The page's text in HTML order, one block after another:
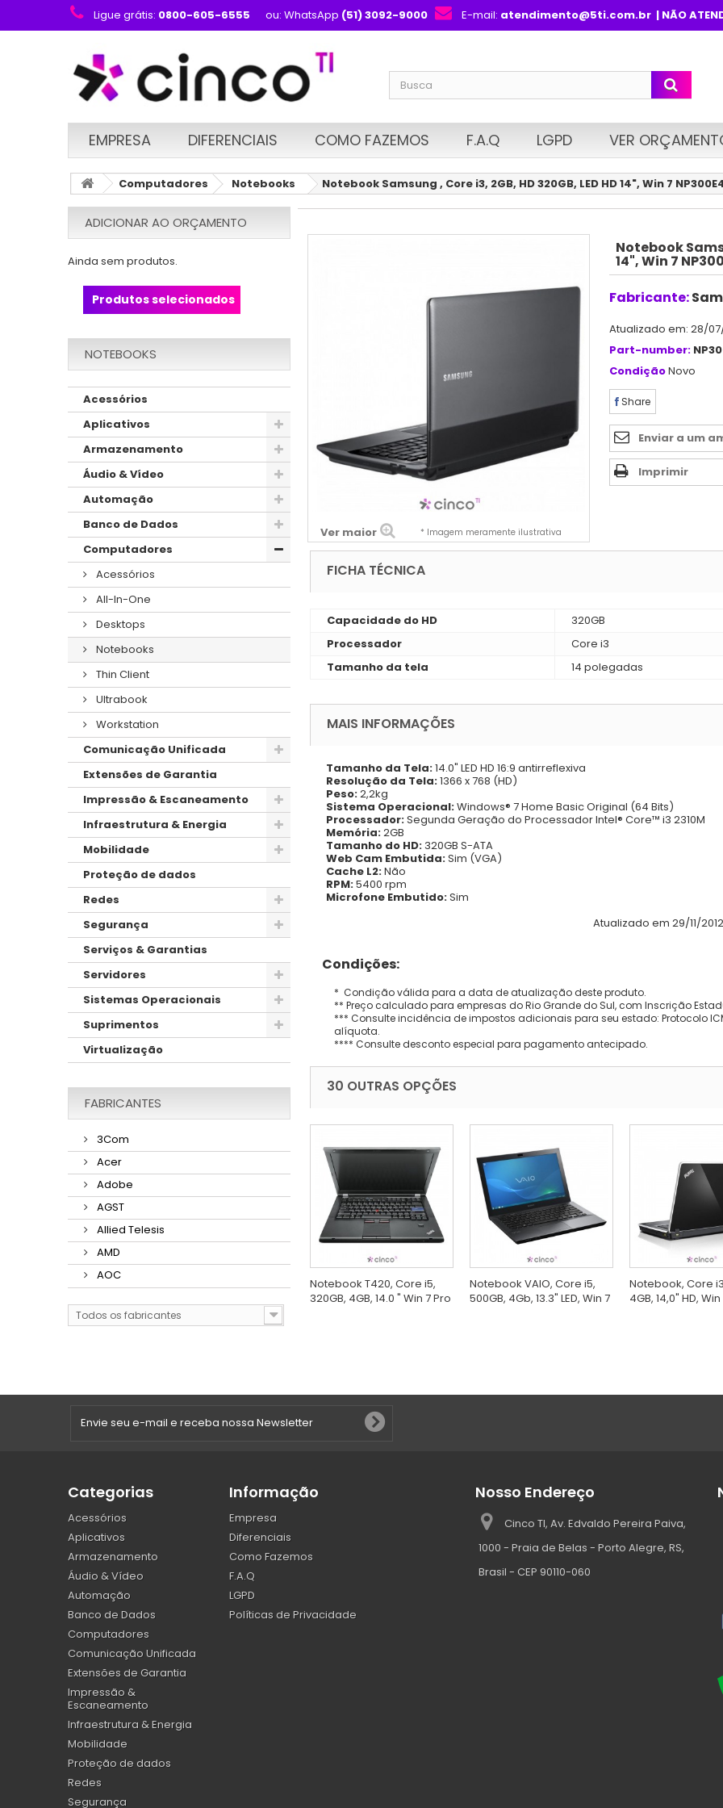
Ligue grátis: 0800-605-6555 ou: WhatsApp (51) 3092-9000 E-mail: atendimento@5ti.com.br| NÃO
EMPRESA DIFERENCIAIS COMO FAZEMOS F.A.Q LGPD VER
Computadores Notebooks Notebook Samsung , Core i3, 2GB, HD 320GB, LED HD 14", Win 7
ADICIONAR AO ORÇAMENTO
Ainda sem produtos.
Produtos selecionados
NOTEBOOKS
Acessórios
Aplicativos
Armazenamento
Áudio & Vídeo
Automação
Banco de Dados
Computadores
Acessórios
All-In-One
Desktops
Notebooks
Thin Client
Ultrabook
Workstation
Comunicação Unificada
Extensões de Garantia
Impressão & Escaneamento
Infraestrutura & Energia
Mobilidade
Proteção de dados
Redes
Segurança
Serviços & Garantias
Servidores
Sistemas Operacionais
Suprimentos
Virtualização
FABRICANTES
3Com
Acer
Adobe
AGST
Allied Telesis
AMD
AOC
Todos os fabricantes
Ver maior * Imagem meramente ilustrativa
Notebook
14", Win 7
Fabricante:
Atualizado em: 28/
Part-number:
CondiçãoNovo
Share
Enviar a um
Imprimir
FICHA TÉCNICA
Capacidade do HD
320GB
Processador
Core i3
Tamanho da tela
14 polegadas
MAIS INFORMAÇÕES
Tamanho da Tela:14.0" LED HD 16:9 antirreflexiva
Resolução da Tela:1366 x 768 (HD)
Peso:2,2kg
Sistema Operacional:Windows® 7 Home Basic Original (64 Bits)
Processador:Segunda Geração do Processador Intel® Core™ i3 2310M
Memória:2GB
Tamanho do HD: 320GB S-ATA
Web Cam Embutida:Sim (VGA)
Cache L2:Não
RPM:5400 rpm
Microfone Embutido:Sim
Atualizado em 29/11/
Condições:
* Condição válida para a data de atualização deste produto.
** Preço calculado para empresas do Rio Grande do Sul, com Inscrição
*** Consulte incidência de impostos adicionais para seu estado: Protocolo
alíquota.
**** Consulte desconto especial para pagamento antecipado.
30 OUTRAS OPÇÕES
Notebook T420, Core i5,
320GB, 4GB, 14.0 " Win 7 Pro
Notebook VAIO, Core i5,
500GB, 4Gb, 13.3" LED, Win 7
Notebook, Core
4GB, 14,0" HD,
Categorias
Acessórios
Aplicativos
Armazenamento
Áudio & Vídeo
Automação
Banco de Dados
Computadores
Comunicação Unificada
Extensões de Garantia
Impressão &
Escaneamento
Infraestrutura & Energia
Mobilidade
Proteção de dados
Redes
Segurança
Informação
Empresa
Diferenciais
Como Fazemos
F.A.Q
LGPD
Políticas de Privacidade
Nosso Endereço
Cinco TI, Av. Edvaldo Pereira Paiva,
1000 - Praia de Belas - Porto Alegre, RS,
Brasil - CEP 90110-060